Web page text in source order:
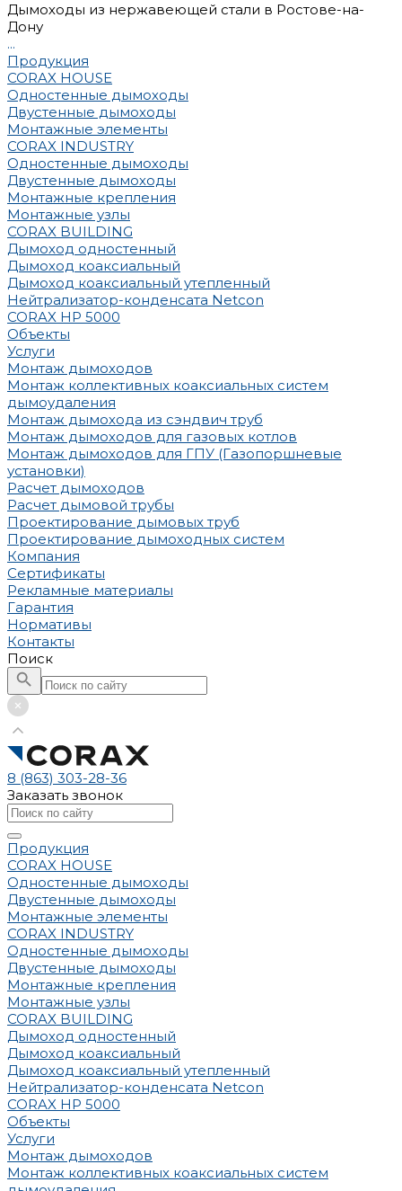
Дымоходы из нержавеющей стали в Ростове-на-
Дону
...
Продукция
CORAX HOUSE
Одностенные дымоходы
Двустенные дымоходы
Монтажные элементы
CORAX INDUSTRY
Одностенные дымоходы
Двустенные дымоходы
Монтажные крепления
Монтажные узлы
CORAX BUILDING
Дымоход одностенный
Дымоход коаксиальный
Дымоход коаксиальный утепленный
Нейтрализатор-конденсата Netcon
CORAX HP 5000
Объекты
Услуги
Монтаж дымоходов
Монтаж коллективных коаксиальных систем
дымоудаления
Монтаж дымохода из сэндвич труб
Монтаж дымоходов для газовых котлов
Монтаж дымоходов для ГПУ (Газопоршневые
установки)
Расчет дымоходов
Расчет дымовой трубы
Проектирование дымовых труб
Проектирование дымоходных систем
Компания
Сертификаты
Рекламные материалы
Гарантия
Нормативы
Контакты
Поиск
8 (863) 303-28-36
Заказать звонок
Продукция
CORAX HOUSE
Одностенные дымоходы
Двустенные дымоходы
Монтажные элементы
CORAX INDUSTRY
Одностенные дымоходы
Двустенные дымоходы
Монтажные крепления
Монтажные узлы
CORAX BUILDING
Дымоход одностенный
Дымоход коаксиальный
Дымоход коаксиальный утепленный
Нейтрализатор-конденсата Netcon
CORAX HP 5000
Объекты
Услуги
Монтаж дымоходов
Монтаж коллективных коаксиальных систем